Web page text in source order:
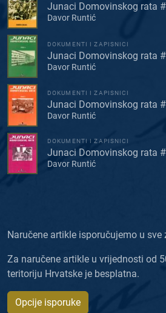
Junaci Domovinskog rata
Davor Runtić
DOKUMENTI I ZAPISNICI
Junaci Domovinskog rata
Davor Runtić
DOKUMENTI I ZAPISNICI
Junaci Domovinskog rata
Davor Runtić
DOKUMENTI I ZAPISNICI
Junaci Domovinskog rata
Davor Runtić
Naručene artikle isporučujemo u sve
Za naručene artikle u vrijednosti od
teritoriju Hrvatske je besplatna.
Opcije isporuke